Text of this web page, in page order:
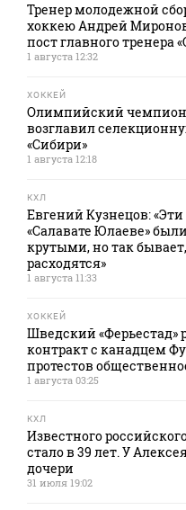
Тренер молодежной
хоккею Андрей
пост главного тренера
1 августа 12:32
ХОККЕЙ
Олимпийский
возглавил
«Сибири»
1 августа 12:18
КХЛ
Евгений Кузнецов: «Эти
«Салавате Юлаеве»
крутыми, но так
расходятся»
1 августа 11:33
ХОККЕЙ
Шведский «Ферьестад»
контракт с канадцем
протестов
1 августа 03:25
КХЛ
Известного
стало в 39 лет. У
дочери
31 июля 19:02